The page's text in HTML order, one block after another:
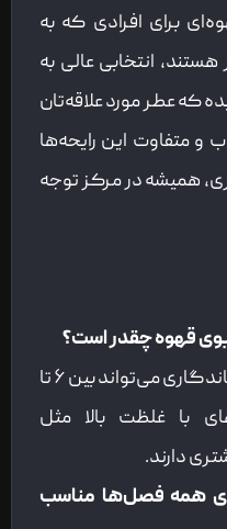
برای افرادی که به
انتخابی عالی به
عطر مورد علاقه‌تان
متفاوت این رایحه‌ها
همیشه در مرکز توجه
قهوه چقدر است؟
بسته به برند و نوع عطر، ماندگاری می‌تواند بین ۶ تا
با غلظت بالا مثل
دارند.
همه فصل‌ها مناسب